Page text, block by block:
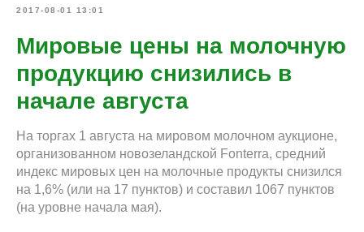
2017-08-01 13:01
Мировые цены на молочную
продукцию снизились в
начале августа
На торгах 1 августа на мировом молочном аукционе,
организованном новозеландской Fonterra, средний
индекс мировых цен на молочные продукты снизился
на 1,6% (или на 17 пунктов) и составил 1067 пунктов
(на уровне начала мая).